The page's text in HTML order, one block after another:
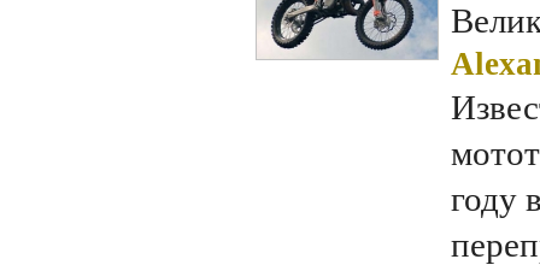
году